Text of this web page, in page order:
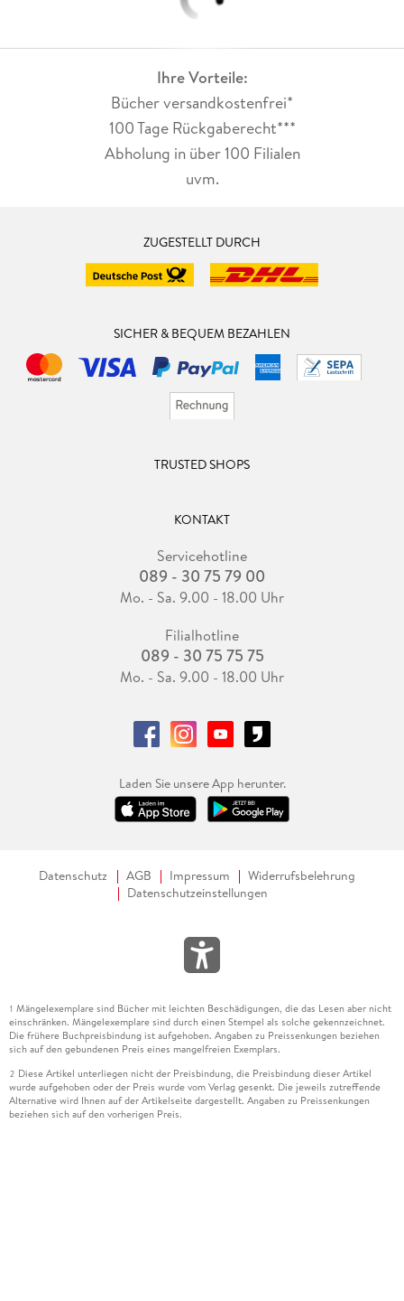
Ihre Vorteile:
Bücher versandkostenfrei*
100 Tage Rückgaberecht***
Abholung in über 100 Filialen
uvm.
ZUGESTELLT DURCH
SICHER & BEQUEM BEZAHLEN
TRUSTED SHOPS
KONTAKT
Servicehotline
089 - 30 75 79 00
Mo. - Sa. 9.00 - 18.00 Uhr
Filialhotline
089 - 30 75 75 75
Mo. - Sa. 9.00 - 18.00 Uhr
Laden Sie unsere App herunter.
Datenschutz AGB Impressum
Widerrufsbelehrung
Datenschutzeinstellungen
1 Mängelexemplare sind Bücher mit leichten Beschädigungen, die das Lesen aber nicht
einschränken. Mängelexemplare sind durch einen Stempel als solche gekennzeichnet.
Die frühere Buchpreisbindung ist aufgehoben. Angaben zu Preissenkungen beziehen
sich auf den gebundenen Preis eines mangelfreien Exemplars.
2 Diese Artikel unterliegen nicht der Preisbindung, die Preisbindung dieser Artikel
wurde aufgehoben oder der Preis wurde vom Verlag gesenkt. Die jeweils zutreffende
Alternative wird Ihnen auf der Artikelseite dargestellt. Angaben zu Preissenkungen
beziehen sich auf den vorherigen Preis.